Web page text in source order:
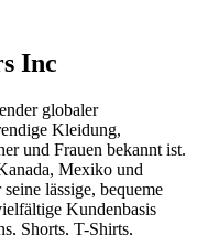
Inc
globaler
Kleidung,
und Frauen bekannt ist.
Mexiko und
lässige, bequeme
Kundenbasis
Shorts, T-Shirts,